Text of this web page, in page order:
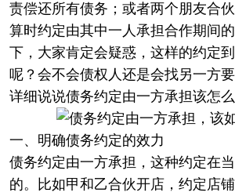
责偿还所有债务；或者两个朋友合
算时约定由其中一人承担合作期间
下，大家肯定会疑惑，这样的约定
呢？会不会债权人还是会找另一方
详细说说债务约定由一方承担该怎么
一、明确债务约定的效力
债务约定由一方承担，这种约定在
的。比如甲和乙合伙开店，约定店